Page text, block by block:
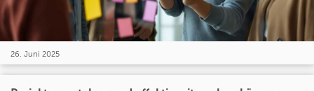
26. Juni 2025